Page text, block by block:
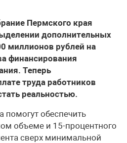
Пермского края
дополнительных
миллионов рублей на
финансирования
Теперь
труда работников
реальностью.
обеспечить
объеме и 15-процентного
сверх минимальной